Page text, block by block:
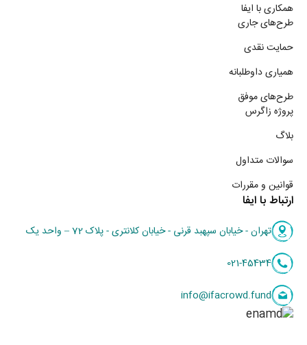
همکاری با ایفا
طرح‌های جاری
حمایت نقدی
همیاری داوطلبانه
طرح‌های موفق
پروژه زاگرس
بلاگ
سوالات متداول
قوانین و مقررات
ارتباط با ایفا
تهران - خیابان سپهبد قرنی - خیابان کلانتری - پلاک 72 – واحد یک
021-45434
info@ifacrowd.fund